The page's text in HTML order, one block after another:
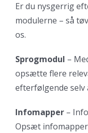
Er du nysgerrig
modulerne – så
os.
Sprogmodul –
opsætte flere
efterfølgende
Infomapper –
Opsæt